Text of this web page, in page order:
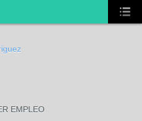
EMPLEO